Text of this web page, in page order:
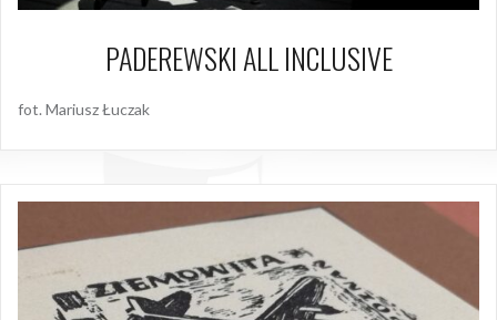
PADEREWSKI ALL INCLUSIVE
fot. Mariusz Łuczak